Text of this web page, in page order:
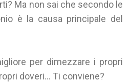
Ma non sai che secondo le
è la causa principale del
per dimezzare i propri
doveri... Ti conviene?